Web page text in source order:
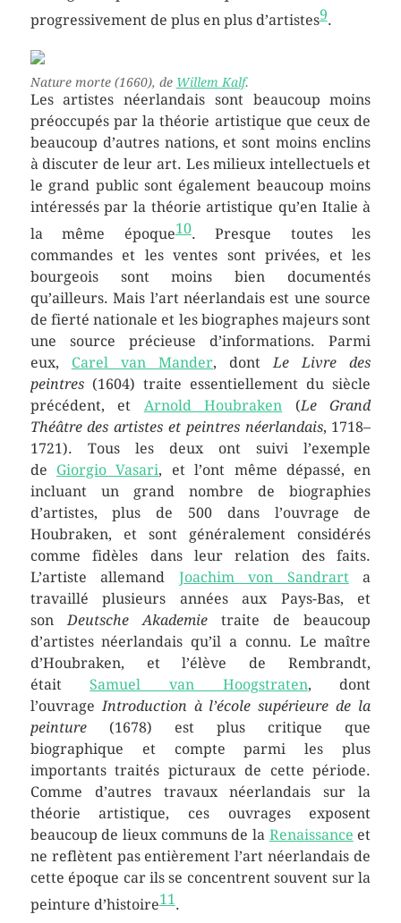
progressivement de plus en plus d’artistes9.
Nature morte(1660), de Willem Kalf.
Les artistes néerlandais sont beaucoup moins
préoccupés par la théorie artistique que ceux de
beaucoup d’autres nations, et sont moins enclins
à discuter de leur art. Les milieux intellectuels et
le grand public sont également beaucoup moins
intéressés par la théorie artistique qu’en Italie à
la même époque10. Presque toutes les
commandes et les ventes sont privées, et les
bourgeois sont moins bien documentés
qu’ailleurs. Mais l’art néerlandais est une source
de fierté nationale et les biographes majeurs sont
une source précieuse d’informations. Parmi
eux, Carel van Mander, dontLe Livre des
peintres(1604) traite essentiellement du siècle
précédent, et Arnold Houbraken (Le Grand
Théâtre des artistes et peintres néerlandais, 1718–
1721). Tous les deux ont suivi l’exemple
de Giorgio Vasari, et l’ont même dépassé, en
incluant un grand nombre de biographies
d’artistes, plus de 500 dans l’ouvrage de
Houbraken, et sont généralement considérés
comme fidèles dans leur relation des faits.
L’artiste allemand Joachim von Sandrarta
travaillé plusieurs années aux Pays-Bas, et
sonDeutsche Akademietraite de beaucoup
d’artistes néerlandais qu’il a connu. Le maître
d’Houbraken, et l’élève de Rembrandt,
étaitSamuel van Hoogstraten, dont
l’ouvrageIntroduction à l’école supérieure de la
peinture(1678) est plus critique que
biographique et compte parmi les plus
importants traités picturaux de cette période.
Comme d’autres travaux néerlandais sur la
théorie artistique, ces ouvrages exposent
beaucoup de lieux communs de la Renaissance et
ne reflètent pas entièrement l’art néerlandais de
cette époque car ils se concentrent souvent sur la
peinture d’histoire11.